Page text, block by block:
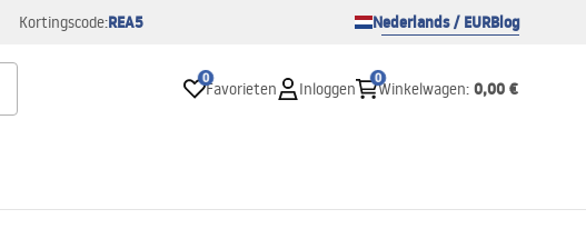
Kortingscode:REA5 Nederlands / EURBlog
0
Favorieten Inloggen
0
Winkelwagen: 0,00 €